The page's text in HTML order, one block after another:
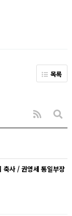
목록
축사 / 권영세 통일부장